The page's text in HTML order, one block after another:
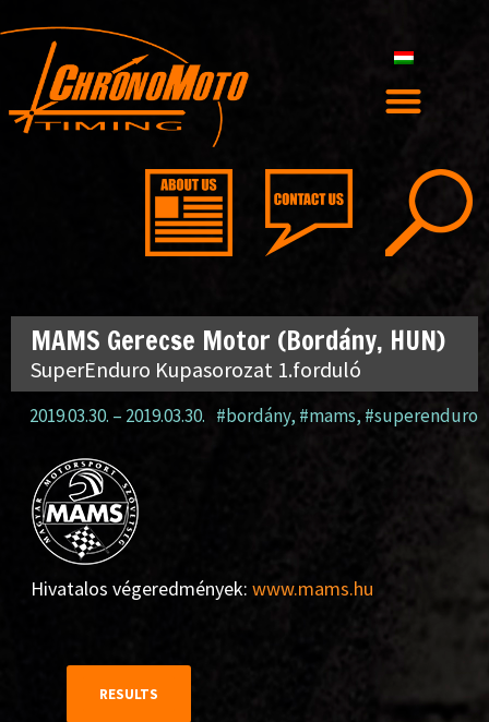
MAMS Gerecse Motor (Bordány, HUN)
SuperEnduro Kupasorozat 1.forduló
2019.03.30. – 2019.03.30. #bordány, #mams, #superenduro
Hivatalos végeredmények: www.mams.hu
RESULTS